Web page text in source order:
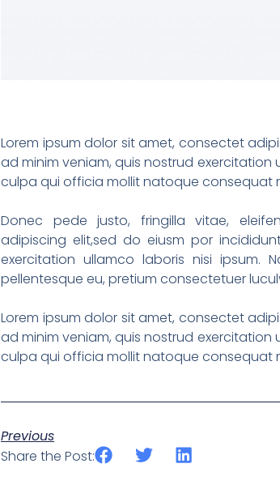
Lorem ipsum dolor sit amet, consectet
ad minim veniam, quis nostrud
culpa qui officia mollit natoque consequat
Donec pede justo, fringilla vitae,
adipiscing elit,sed do eiusm por
exercitation ullamco laboris nisi ipsum.
pellentesque eu, pretium consectetuer
Lorem ipsum dolor sit amet, consectet
ad minim veniam, quis nostrud
culpa qui officia mollit natoque consequat
Previous
Share the Post: